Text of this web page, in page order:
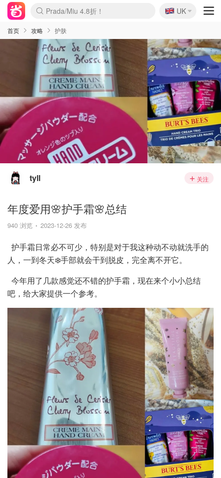
麦卢卡蜂蜜夏促！个位数！
Prada/Miu 4.8折！
啥？必胜客披萨5折！
🇬🇧
UK
首页 攻略 护肤
tyll 关注
年度爱用🌸护手霜🌸总结
940 浏览 2023-12-26 发布
护手霜日常必不可少，特别是对于我这种动不动就洗手的
人，一到冬天❄️手部就会干到脱皮，完全离不开它。
今年用了几款感觉还不错的护手霜，现在来个小小总结
吧，给大家提供一个参考。